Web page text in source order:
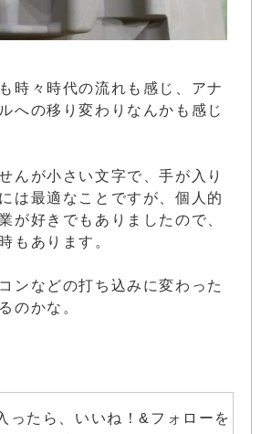
時々時代の流れも感じ、アナ
への移り変わりなんかも感じ
んが小さい文字で、手が入り
は最適なことですが、個人的
が好きでもありましたので、
もあります。
ンなどの打ち込みに変わった
のかな。
ったら、いいね！&フォローを